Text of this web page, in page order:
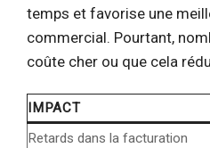
temps et favorise une
commercial. Pourtant,
coûte cher ou que cela
IMPACT
Retards dans la facturation